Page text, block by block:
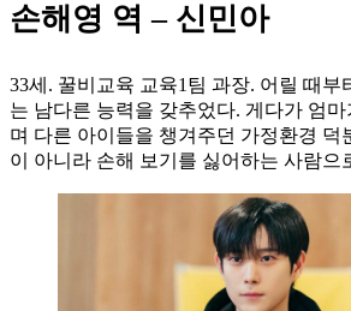
손해영 역 – 신민아
33세. 꿀비교육 교육1팀 과장. 어릴 때부
는 남다른 능력을 갖추었다. 게다가 엄
며 다른 아이들을 챙겨주던 가정환경 덕
이 아니라 손해 보기를 싫어하는 사람으